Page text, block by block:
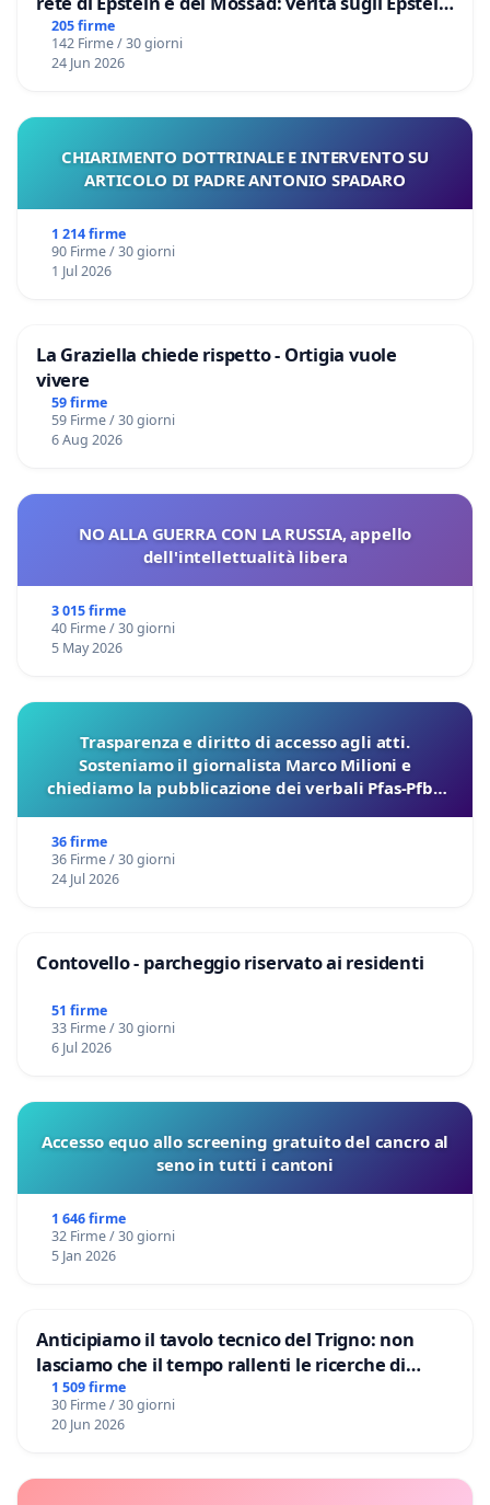
Files
205 firme
142 Firme / 30 giorni
24 Jun 2026
CHIARIMENTO DOTTRINALE E INTERVENTO SU
ARTICOLO DI PADRE ANTONIO SPADARO
1 214 firme
90 Firme / 30 giorni
1 Jul 2026
La Graziella chiede rispetto - Ortigia vuole
vivere
59 firme
59 Firme / 30 giorni
6 Aug 2026
NO ALLA GUERRA CON LA RUSSIA, appello
dell'intellettualità libera
3 015 firme
40 Firme / 30 giorni
5 May 2026
Trasparenza e diritto di accesso agli atti.
Sosteniamo il giornalista Marco Milioni e
chiediamo la pubblicazione dei verbali Pfas-Pfba
36 firme
36 Firme / 30 giorni
24 Jul 2026
Contovello - parcheggio riservato ai residenti
51 firme
33 Firme / 30 giorni
6 Jul 2026
Accesso equo allo screening gratuito del cancro al
seno in tutti i cantoni
1 646 firme
32 Firme / 30 giorni
5 Jan 2026
Anticipiamo il tavolo tecnico del Trigno: non
lasciamo che il tempo rallenti le ricerche di
Domenico Racanati
1 509 firme
30 Firme / 30 giorni
20 Jun 2026